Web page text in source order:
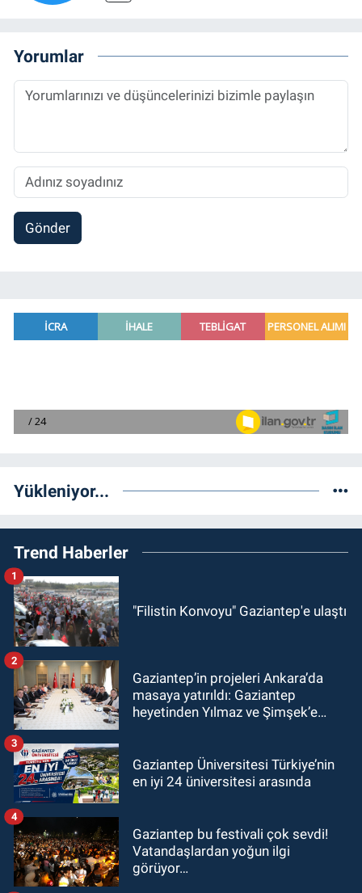
Yorumlar
Gönder
Yükleniyor...
Trend Haberler
"Filistin Konvoyu" Gaziantep'e ulaştı
1
Gaziantep’in projeleri Ankara’da
masaya yatırıldı: Gaziantep
heyetinden Yılmaz ve Şimşek’e
2
Gaziantep Üniversitesi Türkiye’nin
en iyi 24 üniversitesi arasında
3
Gaziantep bu festivali çok sevdi!
Vatandaşlardan yoğun ilgi
görüyor…
4